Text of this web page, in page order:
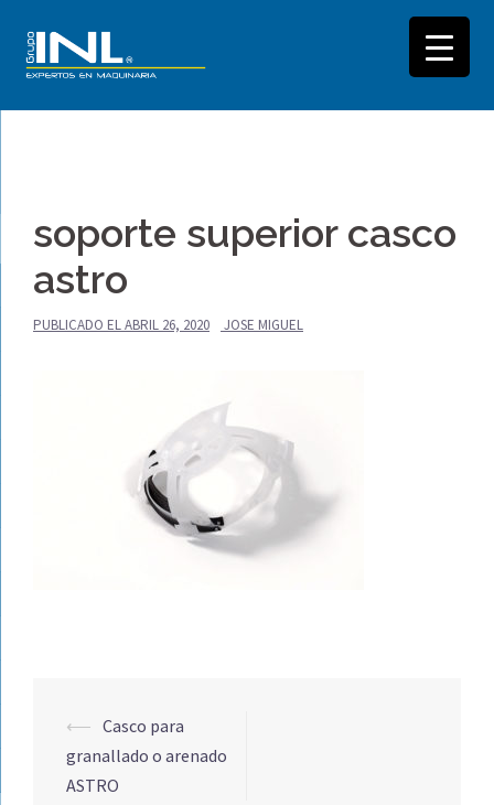
contenido
soporte superior casco
astro
PUBLICADO ELABRIL 26, 2020 JOSE MIGUEL
Navegación
de
entradas
⟵ Casco para
granallado o arenado
ASTRO